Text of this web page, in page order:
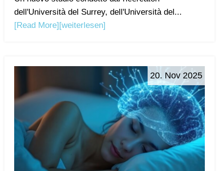
dell'Università del Surrey, dell'Università del...
[Read More] [weiterlesen]
20. Nov 2025